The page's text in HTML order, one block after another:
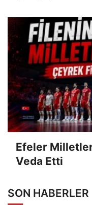
Efeler
Veda Etti
SON HABERLER